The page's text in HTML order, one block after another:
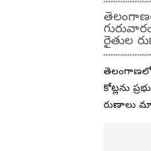
రైతుల
తెలంగాణలో
కోట్లను
రుణాలు